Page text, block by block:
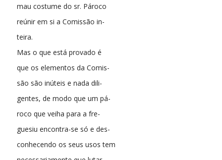
mau costume do sr. Pároco
reúnir em si a Comissão in-
teira.
Mas o que está provado é
que os elementos da Comis-
são são inúteis e nada dili-
gentes, de modo que um pá-
roco que veiha para a fre-
guesiu encontra-se só e des-
conhecendo os seus usos tem